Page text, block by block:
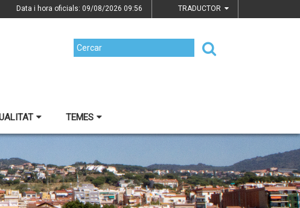
Data i hora oficials: 09/08/2026 09:56 TRADUCTOR
TEMES